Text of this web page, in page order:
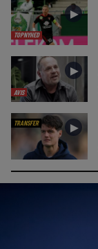
TOPNYHED
►
AVIS
►
TRANSFER ►